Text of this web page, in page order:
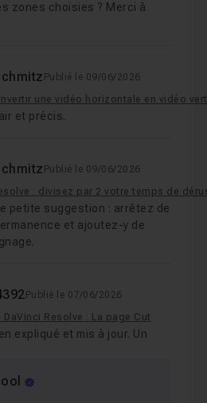
zones choisies ? Merci à
Publié le 09/06/2026
une vidéo horizontale en vidéo
et précis.
Publié le 09/06/2026
: divisez par 2 votre temps de
petite suggestion : arrêtez de
et ajoutez-y de
Publié le 07/06/2026
DaVinci Resolve : La page Cut
expliqué et mis à jour. Un